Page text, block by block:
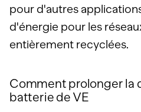
pour d'autres
d'énergie pour les
entièrement recyclées.
Comment prolonger la
batterie de VE